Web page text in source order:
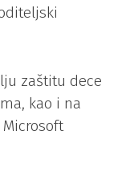
zaštitu dece
kao i na